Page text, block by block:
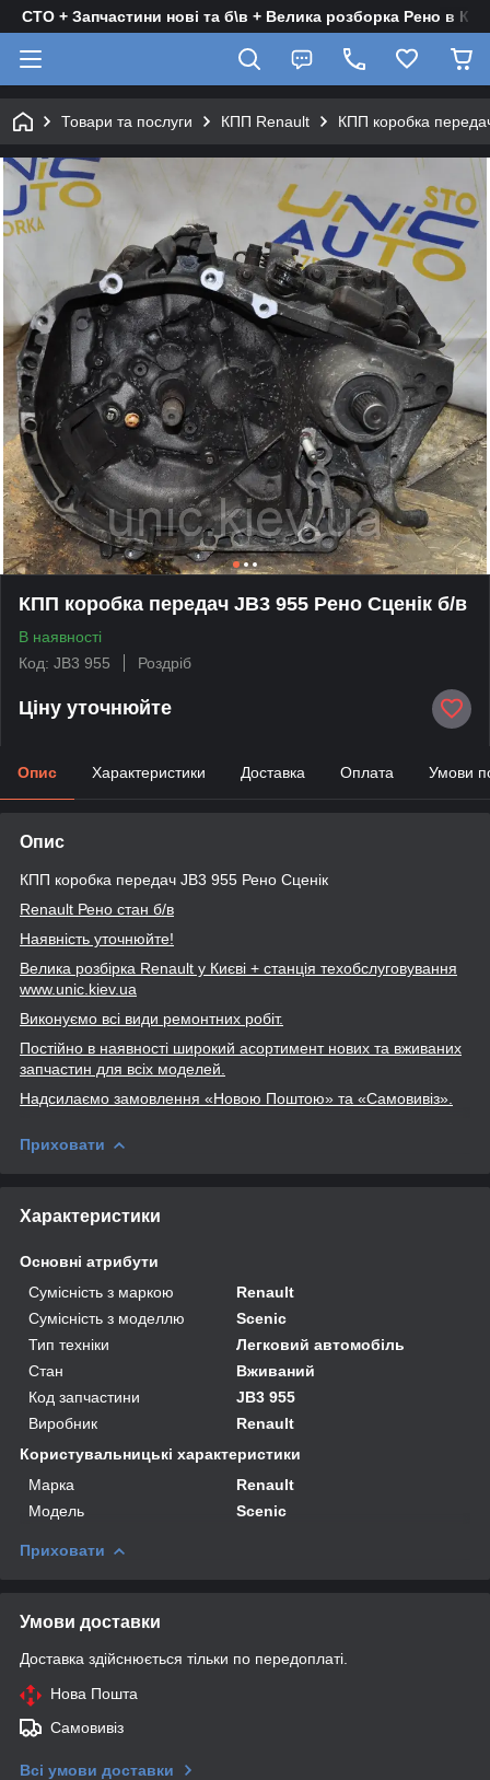
СТО + Запчастини нові та б\в + Велика розборка Рено в
Товари та послуги КПП Renault КПП коробка
КПП коробка передач JB3 955 Рено Сценік б/в
В наявності
Код: JB3 955
Роздріб
Ціну уточнюйте
Опис Характеристики Доставка Оплата Умови
Опис
КПП коробка передач JB3 955 Рено Сценік
Renault Рено стан б/в
Наявність уточнюйте!
Велика розбірка Renault у Києві + станція техобслуговування
www.unic .kiev.ua
Виконуємо всі види ремонтних робіт.
Постійно в наявності широкий асортимент нових та вживаних
запчастин для всіх моделей.
Надсилаємо замовлення «Новою Поштою» та «Самовивіз».
Приховати
Характеристики
Основні атрибути
Сумісність з маркою
Renault
Сумісність з моделлю
Scenic
Тип техніки
Легковий автомобіль
Стан
Вживаний
Код запчастини
JB3 955
Виробник
Renault
Користувальницькі характеристики
Марка
Renault
Модель
Scenic
Приховати
Умови доставки
Доставка здійснюється тільки по передоплаті.
Нова Пошта
Самовивіз
Всі умови доставки